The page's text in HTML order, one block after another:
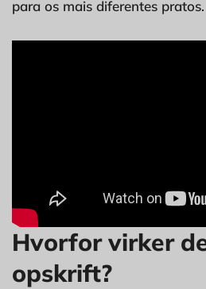
para os mais diferentes pratos.
Hvorfor virker
opskrift?